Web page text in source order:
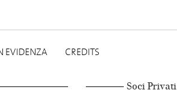
EVIDENZA CREDITS
Soci Privati